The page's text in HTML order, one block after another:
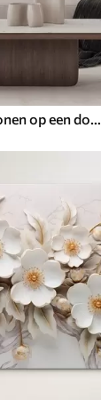
Lotus met elegante patronen op een donkere achtergrond